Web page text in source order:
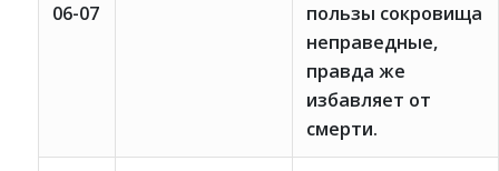
06-07
пользы сокровища
неправедные,
правда же
избавляет от
смерти.